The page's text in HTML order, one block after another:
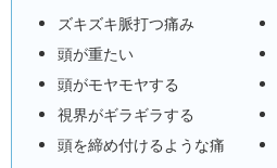
ズキズキ脈打つ痛み
頭が重たい
頭がモヤモヤする
視界がギラギラする
頭を締め付けるような痛